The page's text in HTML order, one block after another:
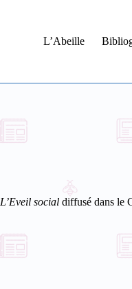
L’Abeille
L’Eveil social diffusé dans le